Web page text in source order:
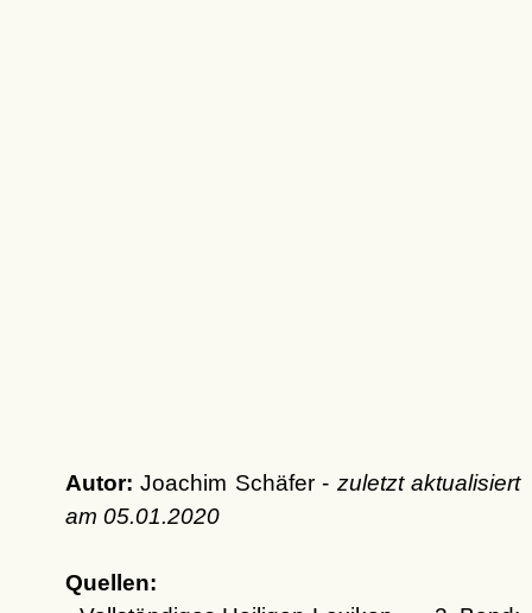
Autor: Joachim Schäfer - zuletzt aktualisiert
am 05.01.2020
Quellen: